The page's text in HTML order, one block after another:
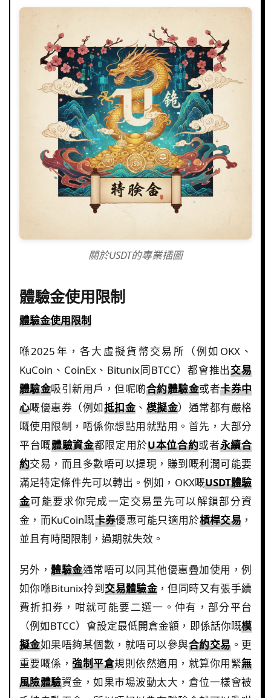
關於USDT的專業插圖
體驗金使用限制
體驗金使用限制
喺2025年，各大虛擬貨幣交易所（例如OKX、
KuCoin、CoinEx、Bitunix同BTCC）都會推出交易
體驗金吸引新用戶，但呢啲合約體驗金或者卡券中
心嘅優惠券（例如抵扣金 、 模擬金）通常都有嚴格
嘅使用限制，唔係你想點用就點用。首先，大部分
平台嘅體驗資金都限定用於U本位合約或者永續合
約交易，而且多數唔可以提現，賺到嘅利潤可能要
滿足特定條件先可以轉出。例如，OKX嘅USDT體驗
金可能要求你完成一定交易量先可以解鎖部分資
金，而KuCoin嘅卡券優惠可能只適用於槓桿交易 ，
並且有時間限制，過期就失效。
另外，體驗金通常唔可以同其他優惠疊加使用，例
如你喺Bitunix拎到交易體驗金 ，但同時又有張手續
費折扣券，咁就可能要二選一。仲有，部分平台
（例如BTCC）會設定最低開倉金額，即係話你嘅模
擬金如果唔夠某個數，就唔可以參與合約交易。更
重要嘅係，強制平倉規則依然適用，就算你用緊無
風險體驗資金，如果市場波動太大，倉位一樣會被